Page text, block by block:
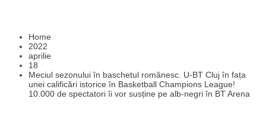
Home
2022
aprilie
18
Meciul sezonului în baschetul românesc. U-BT Cluj în fața
unei calificări istorice în Basketball Champions League!
10.000 de spectatori îi vor susține pe alb-negri în BT Arena